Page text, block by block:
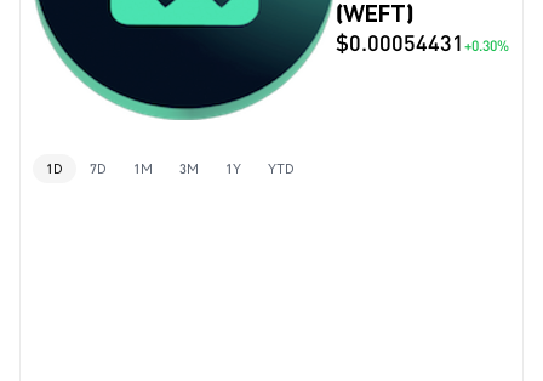
(WEFT)
$0.00054431 +0.30%
1D 7D 1M 3M 1Y YTD